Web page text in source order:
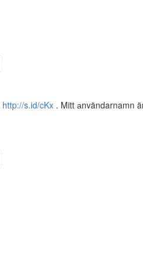
http://s.id/cKx . Mitt аnvändarnamn